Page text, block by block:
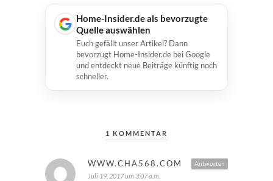
Home-Insider.de als bevorzugte
Quelle auswählen
Euch gefällt unser Artikel? Dann
bevorzugt Home-Insider.de bei Google
und entdeckt neue Beiträge künftig noch
schneller.
1 KOMMENTAR
Antworten
WWW.CHA568.COM
Juli 19, 2017 um 3:07 a.m.